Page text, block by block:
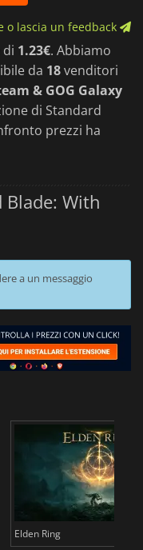
o lascia un feedback
1.23€. Abbiamo
da 18venditori
& GOG Galaxy
di Standard
prezzi ha
With
a un messaggio
Elden Ring